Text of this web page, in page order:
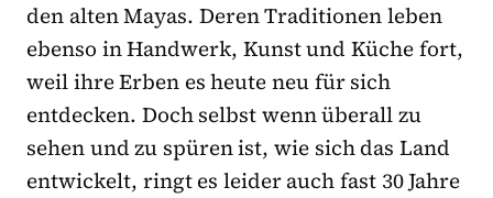
den alten Mayas. Deren Traditionen leben
ebenso in Handwerk, Kunst und Küche fort,
weil ihre Erben es heute neu für sich
entdecken. Doch selbst wenn überall zu
sehen und zu spüren ist, wie sich das Land
entwickelt, ringt es leider auch fast 30 Jahre